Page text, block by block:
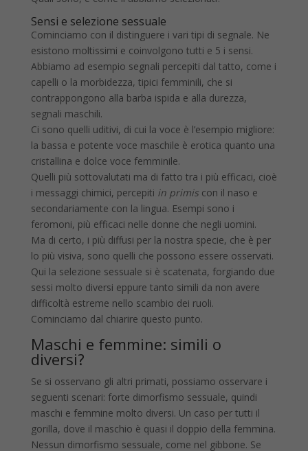
Sensi e selezione sessuale
Cominciamo con il distinguere i vari tipi di segnale. Ne
esistono moltissimi e coinvolgono tutti e 5 i sensi.
Abbiamo ad esempio segnali percepiti dal tatto, come i
capelli o la morbidezza, tipici femminili, che si
contrappongono alla barba ispida e alla durezza,
segnali maschili.
Ci sono quelli uditivi, di cui la voce è l’esempio migliore:
la bassa e potente voce maschile è erotica quanto una
cristallina e dolce voce femminile.
Quelli più sottovalutati ma di fatto tra i più efficaci, cioè
i messaggi chimici, percepiti in primiscon il naso e
secondariamente con la lingua. Esempi sono i
feromoni, più efficaci nelle donne che negli uomini.
Ma di certo, i più diffusi per la nostra specie, che è per
lo più visiva, sono quelli che possono essere osservati.
Qui la selezione sessuale si è scatenata, forgiando due
sessi molto diversi eppure tanto simili da non avere
difficoltà estreme nello scambio dei ruoli.
Cominciamo dal chiarire questo punto.
Maschi e femmine: simili o
diversi?
Se si osservano gli altri primati, possiamo osservare i
seguenti scenari: forte dimorfismo sessuale, quindi
maschi e femmine molto diversi. Un caso per tutti il
gorilla, dove il maschio è quasi il doppio della femmina.
Nessun dimorfismo sessuale, come nel gibbone. Se